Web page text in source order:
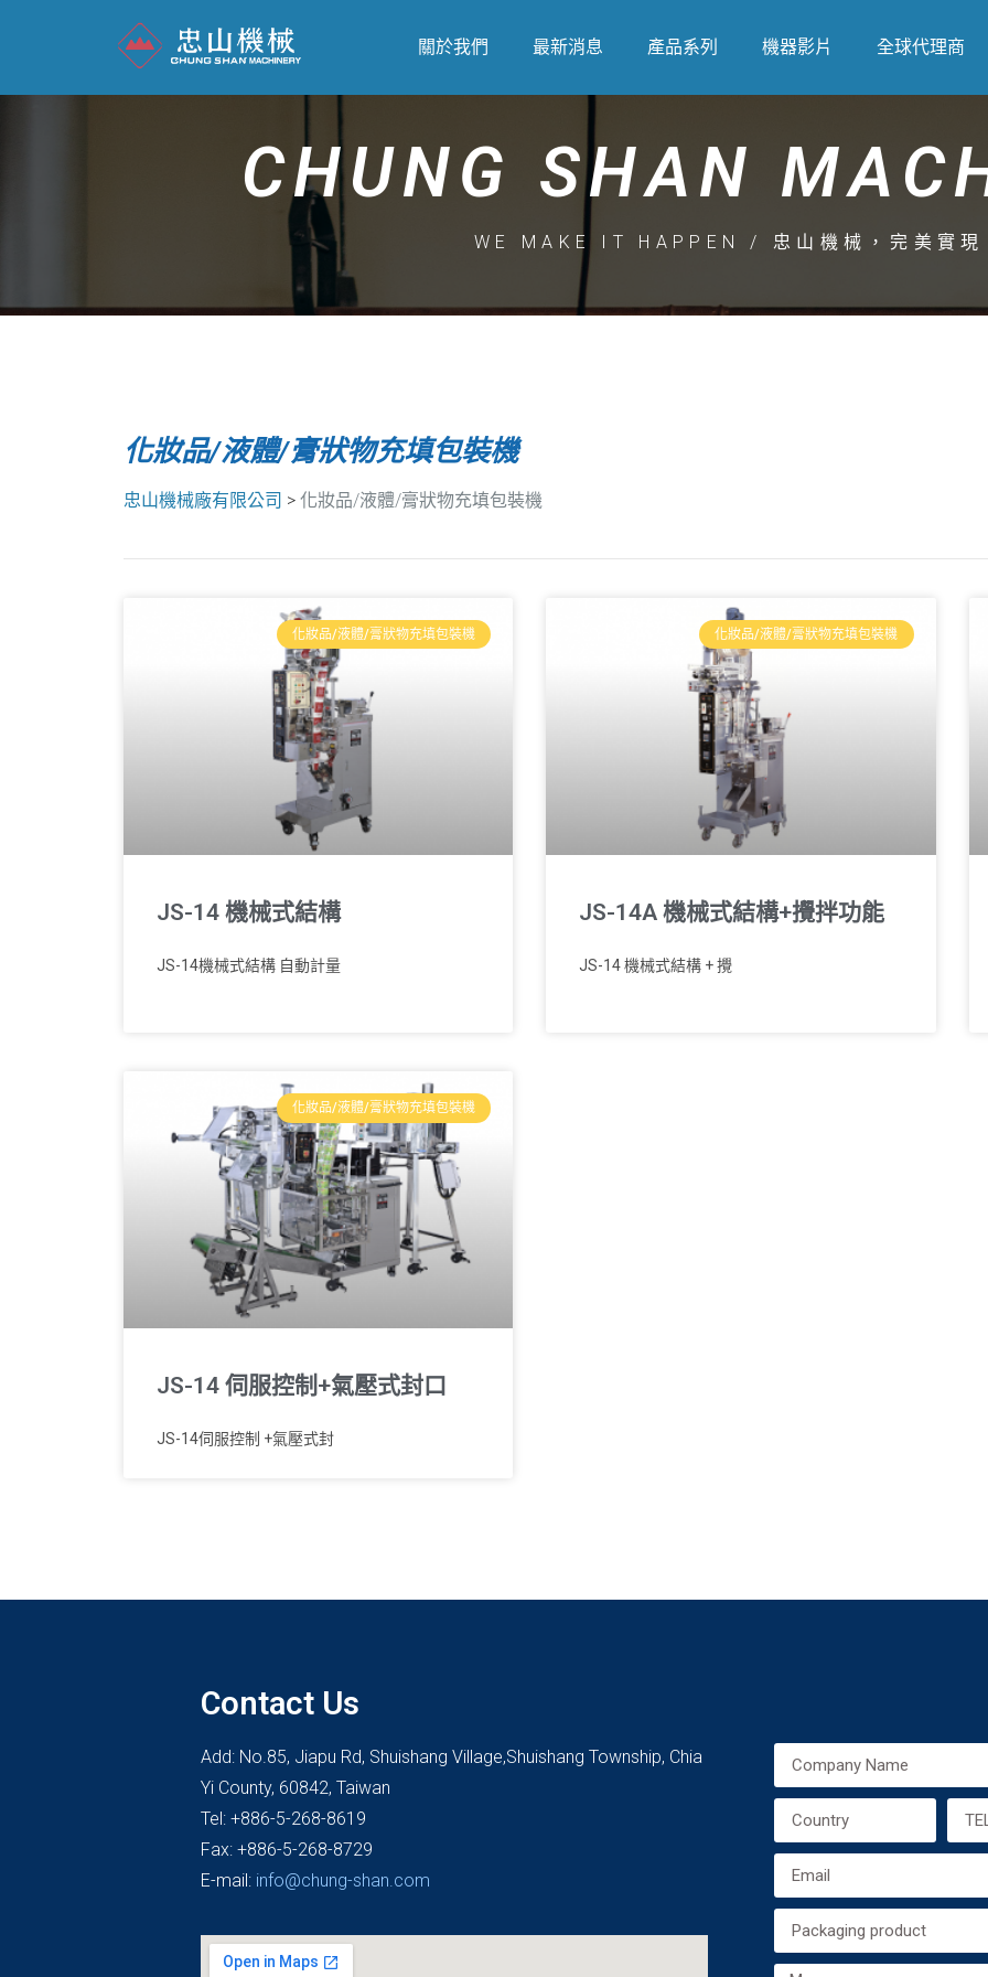
關於我們 最新消息 產品系列 機器影片 全球代理商
CHUNG SHAN
WE MAKE IT HAPPEN / 忠山機械，完美實現
化妝品/液體/膏狀物充填包裝機
忠山機械廠有限公司 > 化妝品/液體/膏狀物充填包裝機
化妝品/液體/膏狀物充填包裝機
JS-14 機械式結構
JS-14機械式結構 自動計量
化妝品/液體/膏狀物充填包裝機
JS-14A 機械式結構+攪拌功能
JS-14 機械式結構 + 攪
化妝品/液體/膏狀物充填包裝機
JS-14 伺服控制+氣壓式封口
JS-14伺服控制 +氣壓式封
Contact Us
Add: No.85, Jiapu Rd, Shuishang Village,Shuishang Township, Chia
Yi County, 60842, Taiwan
Tel: +886-5-268-8619
Fax: +886-5-268-8729
E-mail: info@chung-shan.com